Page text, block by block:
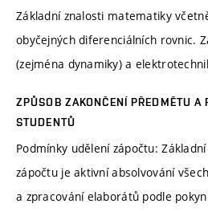
Základní znalosti matematiky
obyčejných diferenciálních rovnic.
(zejména dynamiky) a
ZPŮSOB ZAKONČENÍ PŘEDMĚTU A
STUDENTŮ
Podmínky udělení zápočtu:
zápočtu je aktivní absolvování
a zpracování elaborátů podle